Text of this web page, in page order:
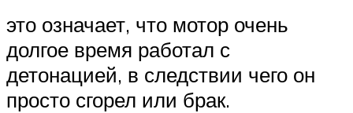
это означает, что мотор очень
долгое время работал с
детонацией, в следствии чего он
просто сгорел или брак.